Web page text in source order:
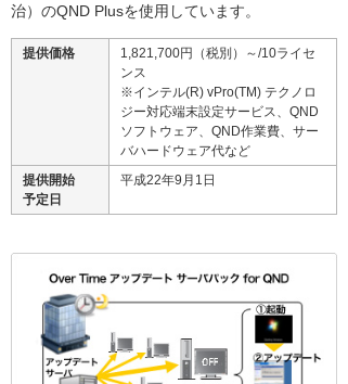
治）のQND Plusを使用しています。
提供価格
1,821,700円（税別）～/10ライセ
ンス
※インテル(R) vPro(TM) テクノロ
ジー対応端末設定サービス、QND
ソフトウェア、QND作業費、サー
バハードウェア代など
提供開始
予定日
平成22年9月1日